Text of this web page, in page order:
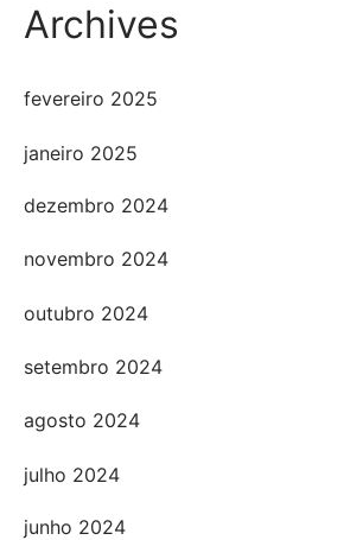
Archives
fevereiro 2025
janeiro 2025
dezembro 2024
novembro 2024
outubro 2024
setembro 2024
agosto 2024
julho 2024
junho 2024